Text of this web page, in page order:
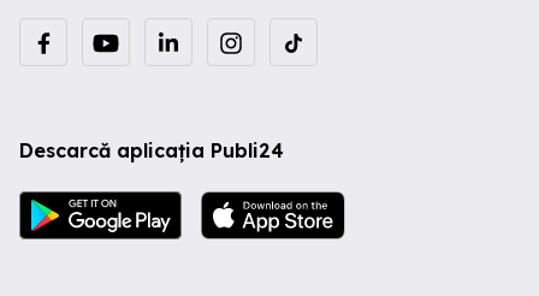
Descarcă aplicația Publi24